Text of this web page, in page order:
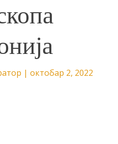
| октобар 2, 2022